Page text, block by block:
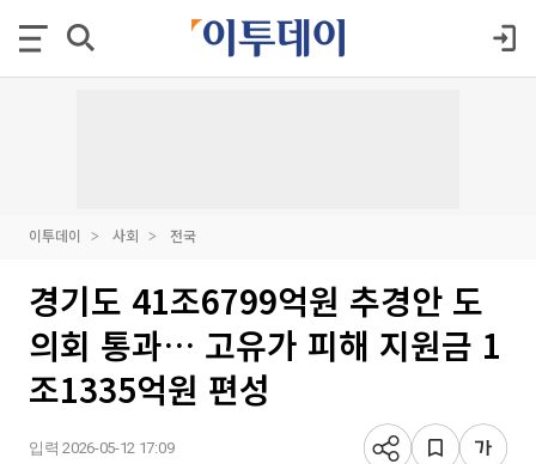
이투데이 사회 전국
경기도 41조6799억원 추경안 도
의회 통과… 고유가 피해 지원금 1
조1335억원 편성
입력 2026-05-12 17:09